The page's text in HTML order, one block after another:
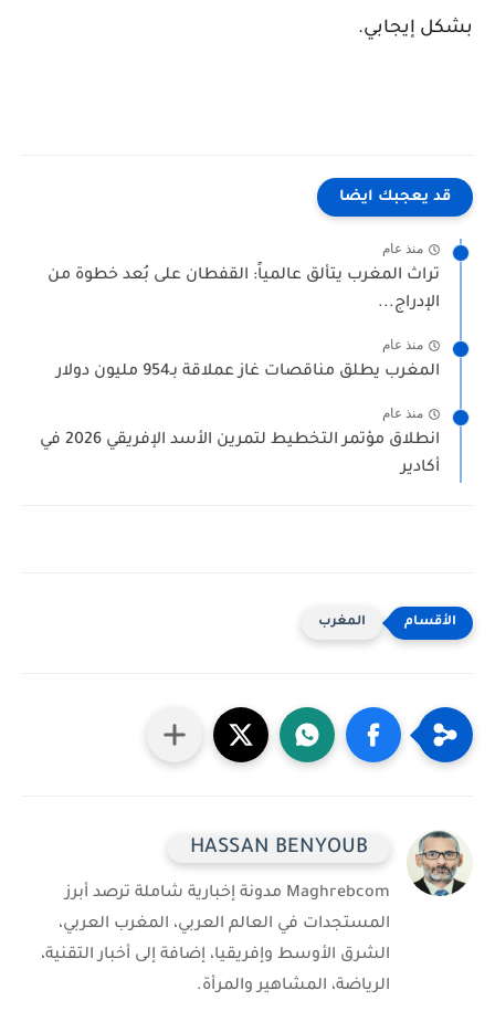
بشكل إيجابي.
قد يعجبك ايضا
منذ عام
تراث المغرب يتألق عالمياً: القفطان على بُعد خطوة من
الإدراج...
منذ عام
المغرب يطلق مناقصات غاز عملاقة بـ954 مليون دولار
منذ عام
انطلاق مؤتمر التخطيط لتمرين الأسد الإفريقي 2026 في
أكادير
المغرب
HASSAN BENYOUB
Maghrebcom مدونة إخبارية شاملة ترصد أبرز
المستجدات في العالم العربي، المغرب العربي،
الشرق الأوسط وإفريقيا، إضافة إلى أخبار التقنية،
الرياضة، المشاهير والمرأة.